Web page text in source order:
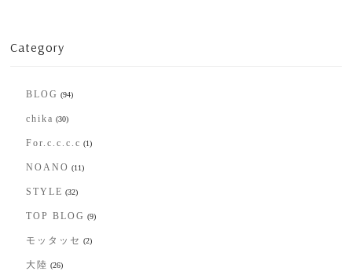
Category
BLOG (94)
chika (30)
For.c.c.c.c (1)
NOANO (11)
STYLE (32)
TOP BLOG (9)
モッタッセ (2)
大陸 (26)